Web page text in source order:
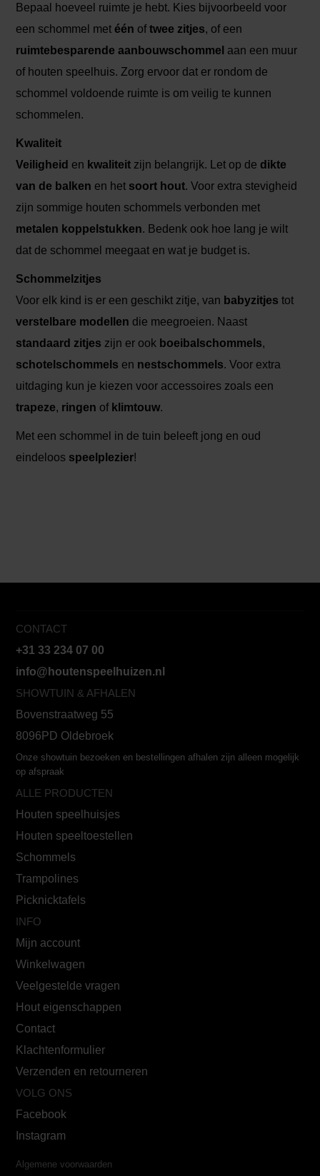
Bepaal hoeveel ruimte je hebt. Kies bijvoorbeeld voor
een schommel met één oftwee zitjes, of een
ruimtebesparende aanbouwschommel aan een muur
of houten speelhuis. Zorg ervoor dat er rondom de
schommel voldoende ruimte is om veilig te kunnen
schommelen.
Kwaliteit
Veiligheid en kwaliteit zijn belangrijk. Let op de dikte
van de balken en het soort hout. Voor extra stevigheid
zijn sommige houten schommels verbonden met
metalen koppelstukken. Bedenk ook hoe lang je wilt
dat de schommel meegaat en wat je budget is.
Schommelzitjes
Voor elk kind is er een geschikt zitje, van babyzitjes tot
verstelbare modellen die meegroeien. Naast
standaard zitjes zijn er ook boeibalschommels,
schotelschommels en nestschommels. Voor extra
uitdaging kun je kiezen voor accessoires zoals een
trapeze, ringen of klimtouw.
Met een schommel in de tuin beleeft jong en oud
eindeloos speelplezier!
CONTACT
+31 33 234 07 00
info@houtenspeelhuizen.nl
SHOWTUIN & AFHALEN
Bovenstraatweg 55
8096PD Oldebroek
Onze showtuin bezoeken en bestellingen afhalen zijn alleen mogelijk
op afspraak
ALLE PRODUCTEN
Houten speelhuisjes
Houten speeltoestellen
Schommels
Trampolines
Picknicktafels
INFO
Mijn account
Winkelwagen
Veelgestelde vragen
Hout eigenschappen
Contact
Klachtenformulier
Verzenden en retourneren
VOLG ONS
Facebook
Instagram
Algemene voorwaarden